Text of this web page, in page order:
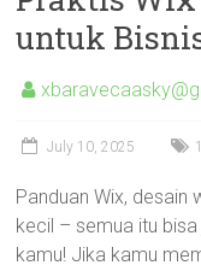
untuk
July 10, 2025
Panduan Wix, desain
kecil – semua itu
kamu! Jika kamu